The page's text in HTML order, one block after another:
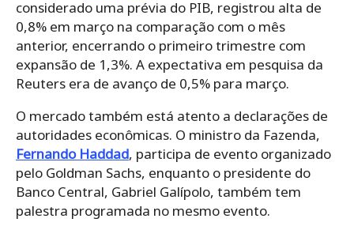
considerado uma prévia do PIB, registrou alta de
0,8% em março na comparação com o mês
anterior, encerrando o primeiro trimestre com
expansão de 1,3%. A expectativa em pesquisa da
Reuters era de avanço de 0,5% para março.
O mercado também está atento a declarações de
autoridades econômicas. O ministro da Fazenda,
Fernando Haddad, participa de evento organizado
pelo Goldman Sachs, enquanto o presidente do
Banco Central, Gabriel Galípolo, também tem
palestra programada no mesmo evento.